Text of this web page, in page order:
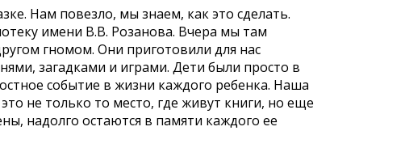
Нам повезло, мы знаем, как это сделать.
имени В.В. Розанова. Вчера мы там
гномом. Они приготовили для нас
загадками и играми. Дети были просто в
событие в жизни каждого ребенка. Наша
не только то место, где живут книги, но еще
надолго остаются в памяти каждого ее